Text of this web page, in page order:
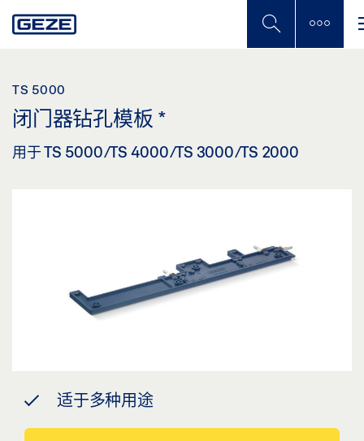
to
TS 5000
闭门器钻孔模板 *
用于 TS 5000/TS 4000/TS 3000/TS 2000
适于多种用途